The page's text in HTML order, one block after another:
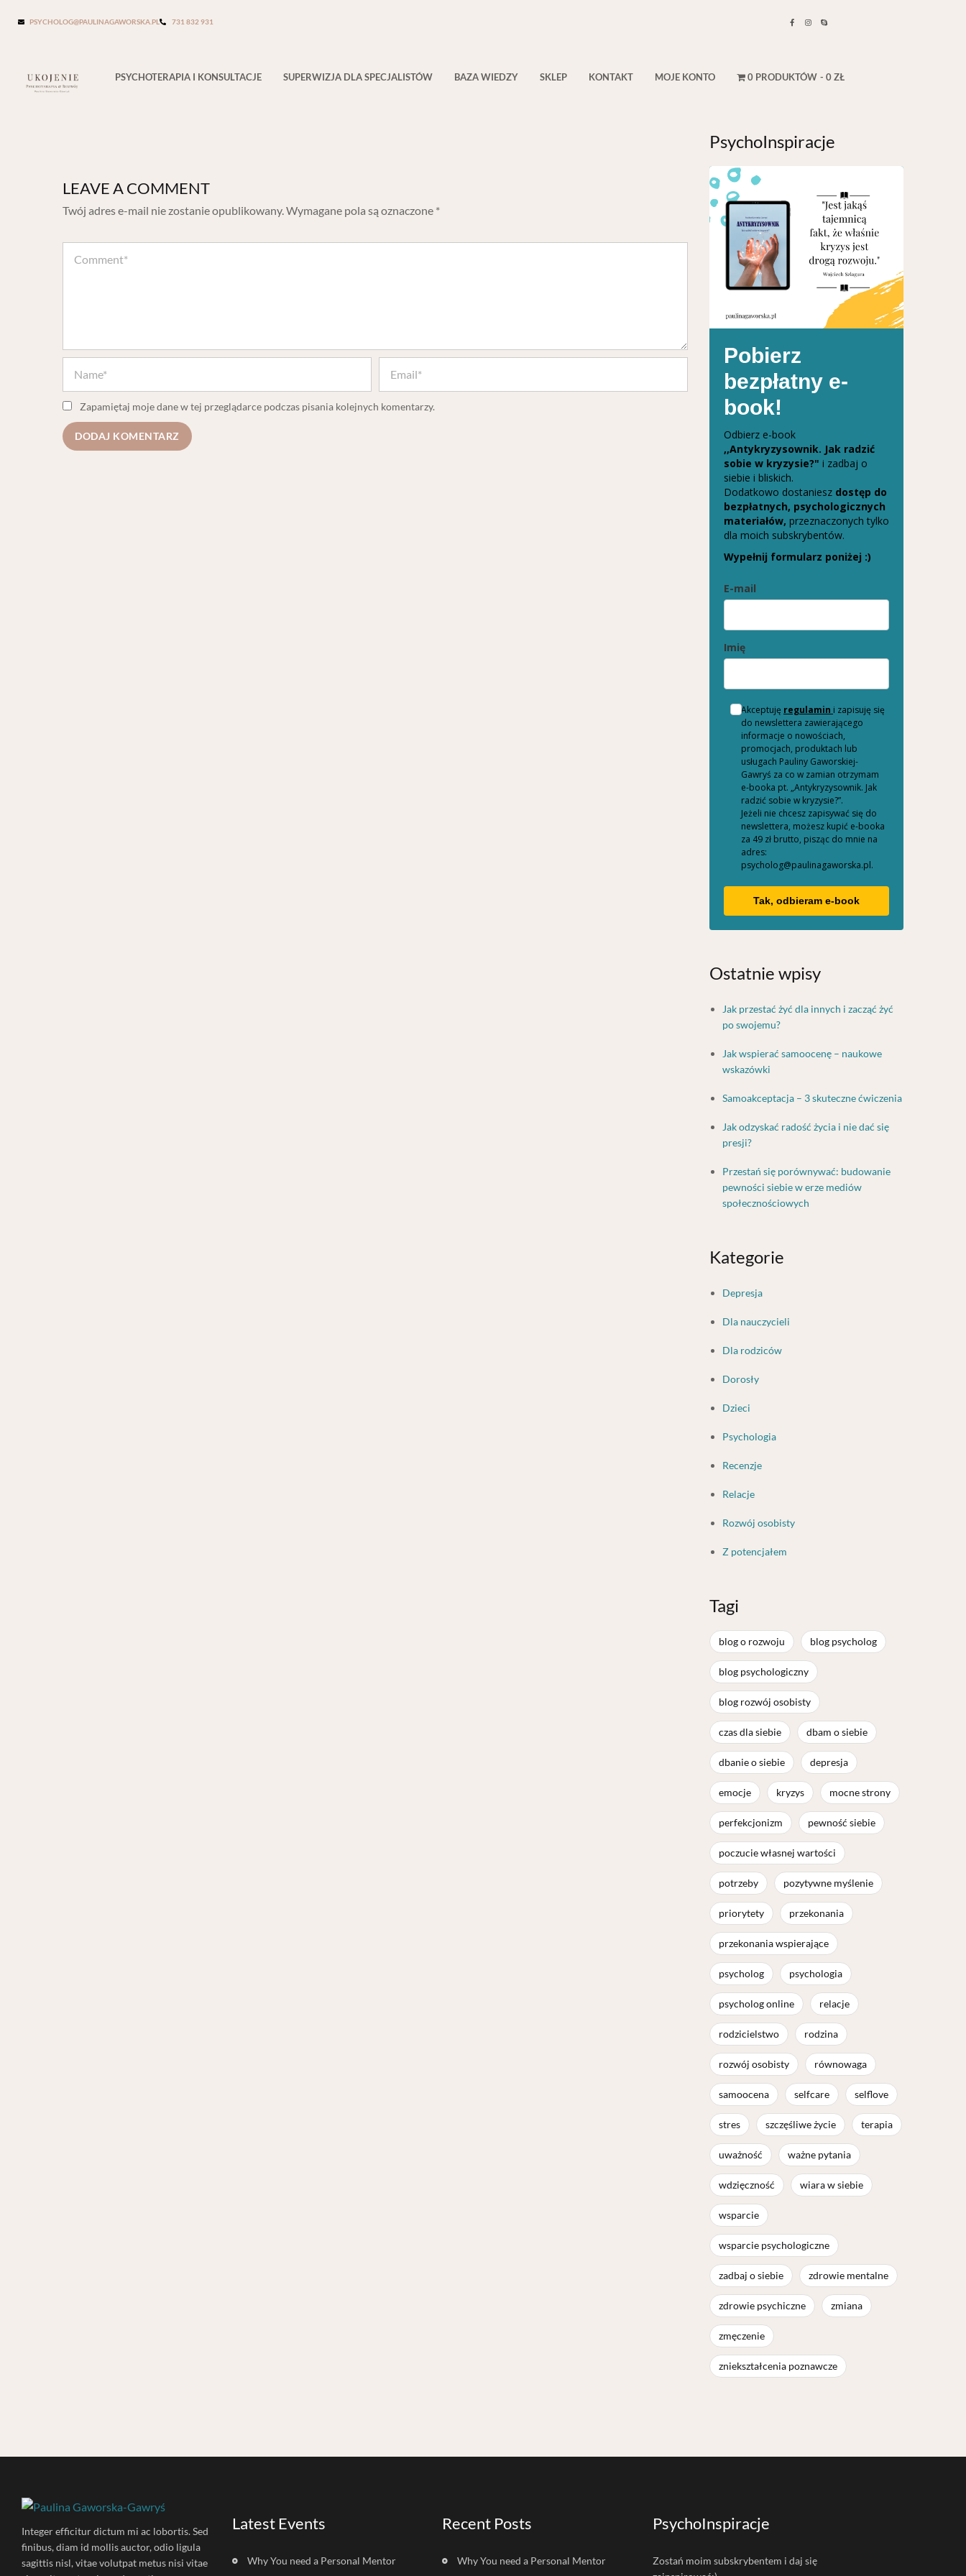
PSYCHOLOG@PAULINAGAWORSKA.PL 731 832 931
PSYCHOTERAPIA I KONSULTACJE SUPERWIZJA DLA SPECJALISTÓW BAZA WIEDZY SKLEP KONTAKT MOJE KONTO 0 PRODUKTÓW 0 ZŁ
konsultacja-psycholog-fotel
LEAVE A COMMENT
Twój adres e-mail nie zostanie opublikowany.Wymagane pola są oznaczone *
Zapamiętaj moje dane w tej przeglądarce podczas pisania kolejnych komentarzy.
PsychoInspiracje
Pobierz
bezpłatny e-
book!
Odbierz e-book
,,Antykryzysownik. Jak radzić
sobie w kryzysie?" i zadbaj o
siebie i bliskich.
Dodatkowo dostaniesz dostęp do
bezpłatnych, psychologicznych
materiałów, przeznaczonych tylko
dla moich subskrybentów.
Wypełnij formularz poniżej :)
E-mail
Imię
Akceptuję regulamin i zapisuję się
do newslettera zawierającego
informacje o nowościach,
promocjach, produktach lub
usługach Pauliny Gaworskiej-
Gawryś za co w zamian otrzymam
e-booka pt. „Antykryzysownik. Jak
radzić sobie w kryzysie?”.
Jeżeli nie chcesz zapisywać się do
newslettera, możesz kupić e-booka
za 49 zł brutto, pisząc do mnie na
adres:
psycholog@paulinagaworska.pl.
Tak, odbieram e-book
Ostatnie wpisy
Jak przestać żyć dla innych i zacząć żyć
po swojemu?
Jak wspierać samoocenę – naukowe
wskazówki
Samoakceptacja – 3 skuteczne ćwiczenia
Jak odzyskać radość życia i nie dać się
presji?
Przestań się porównywać: budowanie
pewności siebie w erze mediów
społecznościowych
Kategorie
Depresja
Dla nauczycieli
Dla rodziców
Dorosły
Dzieci
Psychologia
Recenzje
Relacje
Rozwój osobisty
Z potencjałem
Tagi
blog o rozwoju blog psycholog
blog psychologiczny
blog rozwój osobisty
czas dla siebie dbam o siebie
dbanie o siebie depresja
emocje kryzys mocne strony
perfekcjonizm pewność siebie
poczucie własnej wartości
potrzeby pozytywne myślenie
priorytety przekonania
przekonania wspierające
psycholog psychologia
psycholog online relacje
rodzicielstwo rodzina
rozwój osobisty równowaga
samoocena selfcare selflove
stres szczęśliwe życie terapia
uważność ważne pytania
wdzięczność wiara w siebie
wsparcie
wsparcie psychologiczne
zadbaj o siebie zdrowie mentalne
zdrowie psychiczne zmiana
zmęczenie
zniekształcenia poznawcze
Integer efficitur dictum mi ac lobortis. Sed
finibus, diam id mollis auctor, odio ligula
sagittis nisl, vitae volutpat metus nisi vitae
Latest Events
Why You need a Personal Mentor
Recent Posts
Why You need a Personal Mentor
PsychoInspiracje
Zostań moim subskrybentem i daj się